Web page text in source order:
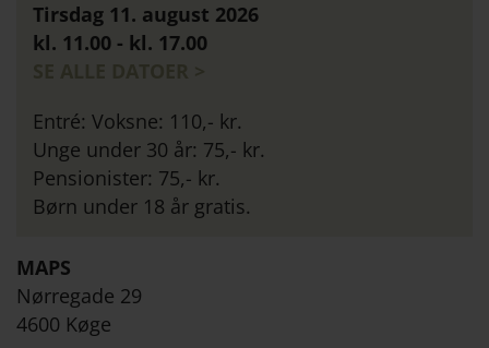
Tirsdag 11. august 2026
kl. 11.00 - kl. 17.00
Entré: Voksne: 110,- kr.
Unge under 30 år: 75,- kr.
Pensionister: 75,- kr.
Børn under 18 år gratis.
MAPS
Nørregade 29
4600 Køge